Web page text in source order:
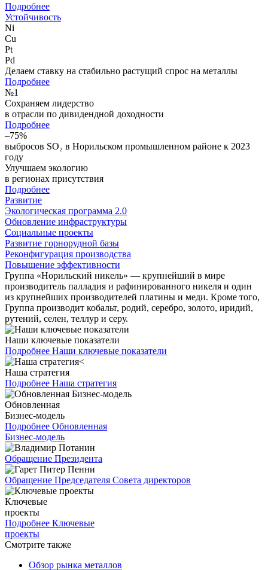
Подробнее
Устойчивость
Ni
Cu
Pt
Pd
Делаем ставку на стабильно растущий спрос на металлы
Подробнее
№1
Сохраняем лидерство
в отрасли по дивидендной доходности
Подробнее
–75%
выбросов SO₂ в Норильском промышленном районе к 2023
году
Улучшаем экологию
в регионах присутствия
Подробнее
Развитие
Экологическая программа 2.0
Обновление инфраструктуры
Социальные проекты
Развитие горнорудной базы
Реконфигурация производства
Повышение эффективности
Группа «Норильский никель» — крупнейший в мире
производитель палладия и рафинированного никеля и один
из крупнейших производителей платины и меди. Кроме того,
Группа производит кобальт, родий, серебро, золото, иридий,
рутений, селен, теллур и серу.
Наши ключевые показатели
Подробнее Наши ключевые показатели
Наша стратегия
Подробнее Наша стратегия
Обновленная
Бизнес-модель
Подробнее Обновленная
Бизнес-модель
Обращение Президента
Обращение Председателя Совета директоров
Ключевые
проекты
Подробнее Ключевые
проекты
Смотрите также
Обзор рынка металлов